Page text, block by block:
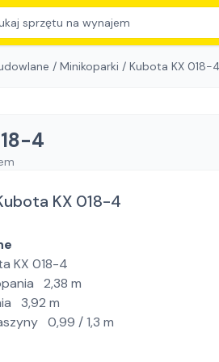
sprzętu na wynajem
/ Minikoparki / Kubota KX 018-4
4
KX 018-4
KX 018-4
2,38 m
3,92 m
0,99 / 1,3 m